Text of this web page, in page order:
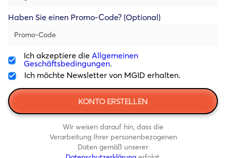
Haben Sie einen Promo-Code? (Optional)
Ich akzeptiere die Allgemeinen
Geschäftsbedingungen.
Ich möchte Newsletter von MGID erhalten.
Wir weisen darauf hin, dass die
Verarbeitung Ihrer personenbezogenen
Daten gemäß unserer